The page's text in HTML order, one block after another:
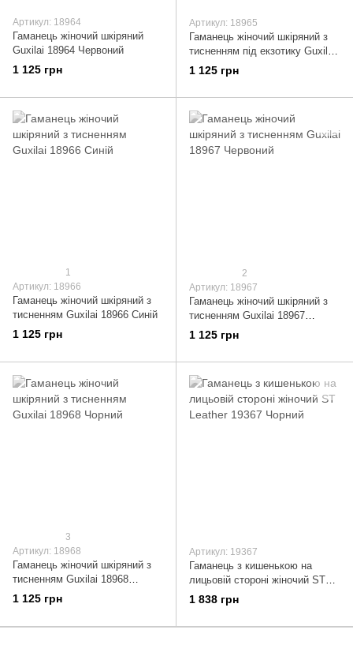
Артикул: 18964
Гаманець жіночий шкіряний
Guxilai 18964 Червоний
1 125 грн
Артикул: 18965
Гаманець жіночий шкіряний з
тисненням під екзотику Guxilai
18965 Чорний
1 125 грн
1
Артикул: 18966
Гаманець жіночий шкіряний з
тисненням Guxilai 18966 Синій
1 125 грн
2
Артикул: 18967
Гаманець жіночий шкіряний з
тисненням Guxilai 18967
Червоний
1 125 грн
3
Артикул: 18968
Гаманець жіночий шкіряний з
тисненням Guxilai 18968
Чорний
1 125 грн
Артикул: 19367
Гаманець з кишенькою на
лицьовій стороні жіночий ST
Leather 19367 Чорний
1 838 грн